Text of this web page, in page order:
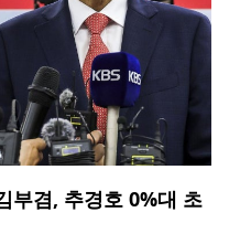
부겸, 추경호 0%대 초